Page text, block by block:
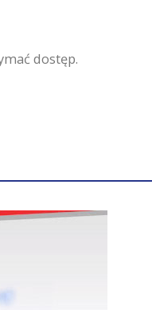
dostęp.